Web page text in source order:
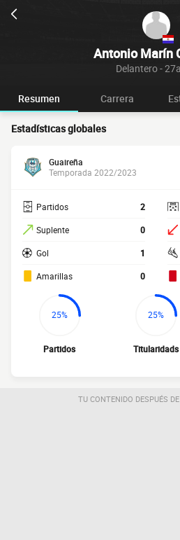
Antonio Marín
Delantero -
Resumen Carrera
Estadísticas globales
Guaireña
Temporada 2022/2023
Partidos 2
Suplente 0
Gol 1
Amarillas 0
25%
Partidos
25%
Titularidads
TU CONTENIDO DESPUÉS